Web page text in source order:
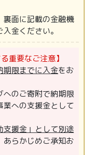
裏面に記載の金融機
金ください。
重要なご注意】
期限までに入金をお
へのご寄附で納期限
への支援金として
支援金」として別途
らかじめご承知お